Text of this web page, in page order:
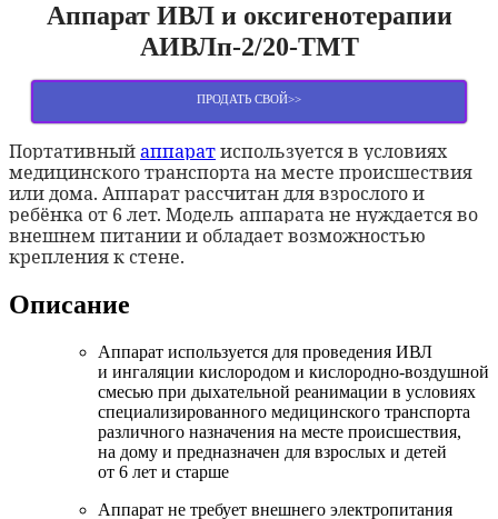
Аппарат ИВЛ и оксигенотерапии
АИВЛп-2/20-ТМТ
ПРОДАТЬ СВОЙ>>
Портативныйаппаратиспользуется в условиях
медицинского транспорта на месте происшествия
или дома. Аппарат рассчитан для взрослого и
ребёнка от 6 лет. Модель аппарата не нуждается во
внешнем питании и обладает возможностью
крепления к стене.
Описание
Аппарат используется для проведения ИВЛ
и ингаляции кислородом и кислородно-воздушной
смесью при дыхательной реанимации в условиях
специализированного медицинского транспорта
различного назначения на месте происшествия,
на дому и предназначен для взрослых и детей
от 6 лет и старше
Аппарат не требует внешнего электропитания